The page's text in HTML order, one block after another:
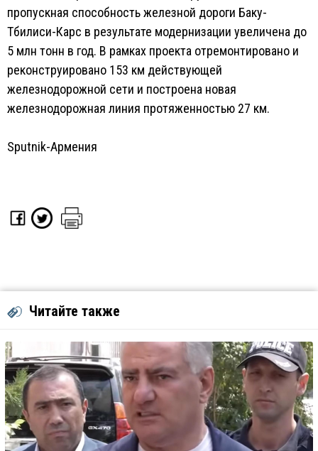
пропускная способность железной дороги Баку-
Тбилиси-Карс в результате модернизации увеличена до
5 млн тонн в год. В рамках проекта отремонтировано и
реконструировано 153 км действующей
железнодорожной сети и построена новая
железнодорожная линия протяженностью 27 км.
Sputnik-Армения
Читайте также